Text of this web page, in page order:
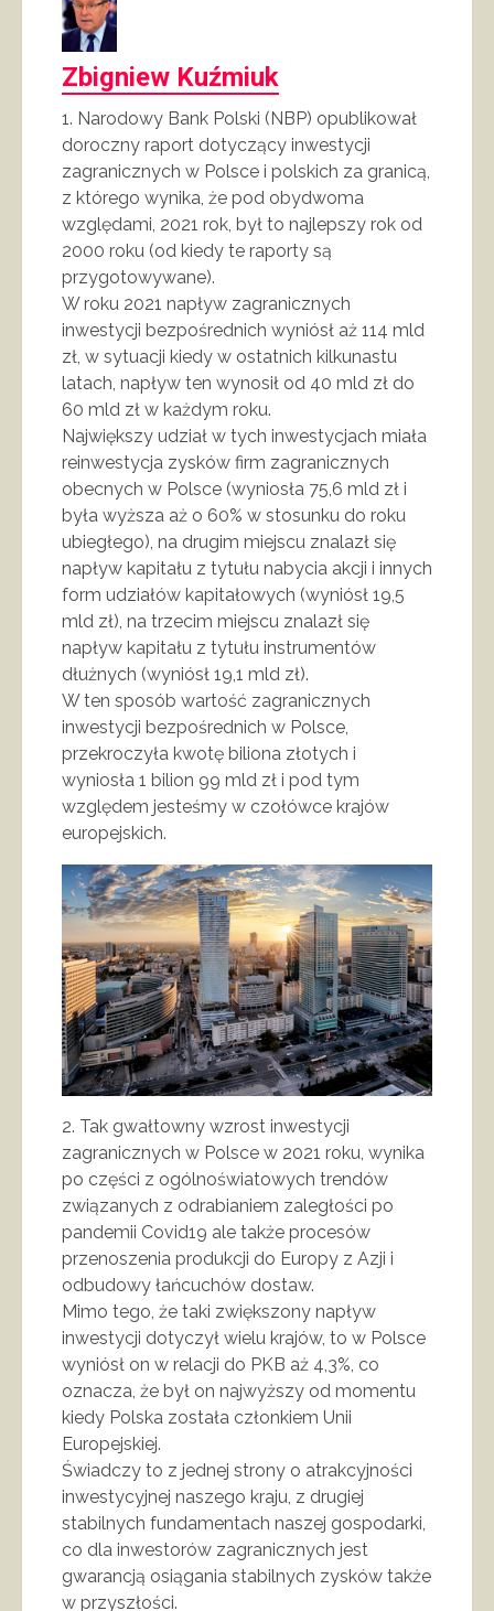
Zbigniew Kuźmiuk
1. Narodowy Bank Polski (NBP) opublikował
doroczny raport dotyczący inwestycji
zagranicznych w Polsce i polskich za granicą,
z którego wynika, że pod obydwoma
względami, 2021 rok, był to najlepszy rok od
2000 roku (od kiedy te raporty są
przygotowywane).
W roku 2021 napływ zagranicznych
inwestycji bezpośrednich wyniósł aż 114 mld
zł, w sytuacji kiedy w ostatnich kilkunastu
latach, napływ ten wynosił od 40 mld zł do
60 mld zł w każdym roku.
Największy udział w tych inwestycjach miała
reinwestycja zysków firm zagranicznych
obecnych w Polsce (wyniosła 75,6 mld zł i
była wyższa aż o 60% w stosunku do roku
ubiegłego), na drugim miejscu znalazł się
napływ kapitału z tytułu nabycia akcji i innych
form udziałów kapitałowych (wyniósł 19,5
mld zł), na trzecim miejscu znalazł się
napływ kapitału z tytułu instrumentów
dłużnych (wyniósł 19,1 mld zł).
W ten sposób wartość zagranicznych
inwestycji bezpośrednich w Polsce,
przekroczyła kwotę biliona złotych i
wyniosła 1 bilion 99 mld zł i pod tym
względem jesteśmy w czołówce krajów
europejskich.
2. Tak gwałtowny wzrost inwestycji
zagranicznych w Polsce w 2021 roku, wynika
po części z ogólnoświatowych trendów
związanych z odrabianiem zaległości po
pandemii Covid19 ale także procesów
przenoszenia produkcji do Europy z Azji i
odbudowy łańcuchów dostaw.
Mimo tego, że taki zwiększony napływ
inwestycji dotyczył wielu krajów, to w Polsce
wyniósł on w relacji do PKB aż 4,3%, co
oznacza, że był on najwyższy od momentu
kiedy Polska została członkiem Unii
Europejskiej.
Świadczy to z jednej strony o atrakcyjności
inwestycyjnej naszego kraju, z drugiej
stabilnych fundamentach naszej gospodarki,
co dla inwestorów zagranicznych jest
gwarancją osiągania stabilnych zysków także
w przyszłości.